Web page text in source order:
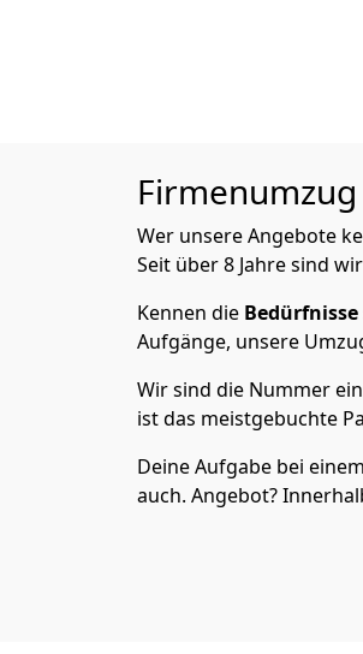
Wer unsere Angebote
Seit über 8 Jahre sind
Kennen die Bedürfnisse
Aufgänge, unsere
Wir sind die Nummer
ist das meistgebuchte
Deine Aufgabe bei
auch. Angebot?